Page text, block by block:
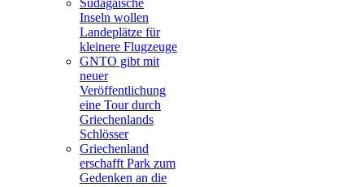
Südägäische
Inseln wollen
Landeplätze für
kleinere Flugzeuge
GNTO gibt mit
neuer
Veröffentlichung
eine Tour durch
Griechenlands
Schlösser
Griechenland
erschafft Park zum
Gedenken an die